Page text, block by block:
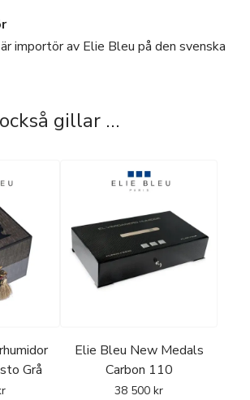
importör av Elie Bleu på den svenska
gillar …
Grå
Elie Bleu New Medals
Carbon 110
38 500 kr